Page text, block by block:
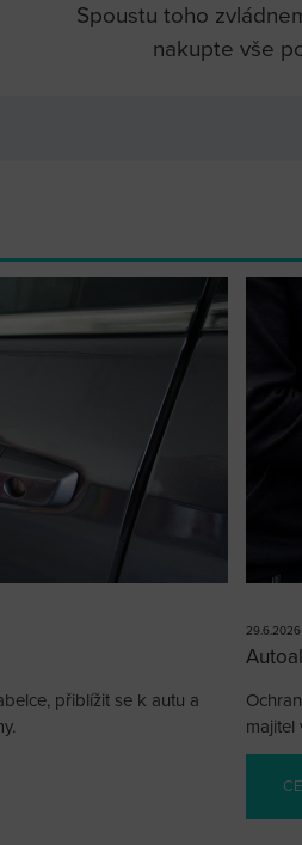
Spoustu toho
nakupte vše
přiblížit se k autu a
29.6.2026
majitel